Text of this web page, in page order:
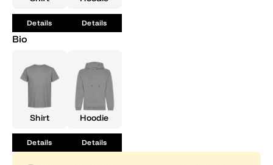
Details Details
Bio
Shirt
Details
Hoodie
Details